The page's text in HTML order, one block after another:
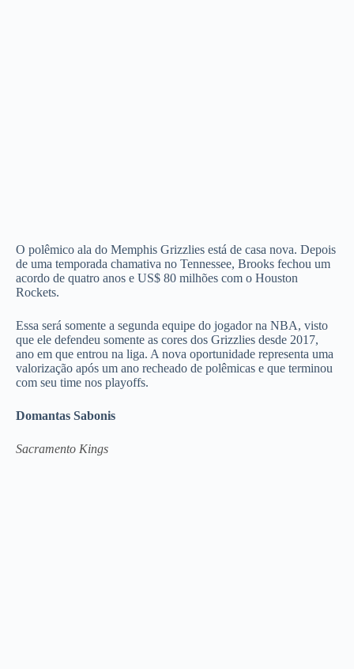
O polêmico ala do Memphis Grizzlies está de casa nova. Depois
de uma temporada chamativa no Tennessee, Brooks fechou um
acordo de quatro anos e US$ 80 milhões com o Houston
Rockets.
Essa será somente a segunda equipe do jogador na NBA, visto
que ele defendeu somente as cores dos Grizzlies desde 2017,
ano em que entrou na liga. A nova oportunidade representa uma
valorização após um ano recheado de polêmicas e que terminou
com seu time nos playoffs.
Domantas Sabonis
Sacramento Kings